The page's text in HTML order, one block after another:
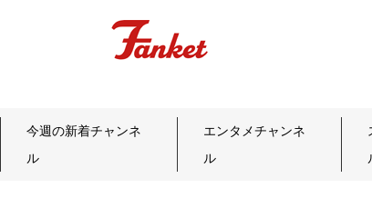
今週の新着チャンネ
ル
エンタメチャンネ
ル